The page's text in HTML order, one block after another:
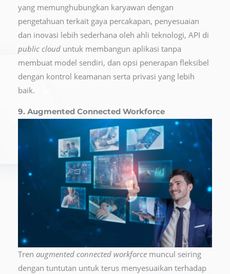
yang memunghubungkan karyawan dengan
pengetahuan terkait gaya percakapan, penyesuaian
dan inovasi lebih sederhana oleh ahli teknologi, API di
public cloud untuk membangun aplikasi tanpa
membuat model sendiri, dan opsi penerapan fleksibel
dengan kontrol keamanan serta privasi yang lebih
baik.
9. Augmented Connected Workforce
Tren augmented connected workforce muncul seiring
dengan tuntutan untuk terus menyesuaikan terhadap